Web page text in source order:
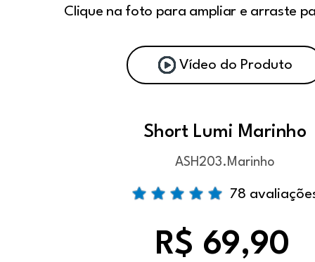
Clique na foto para ampliar e arraste
Vídeo do Produto
Short Lumi Marinho
ASH203.Marinho
78
R$ 69,90